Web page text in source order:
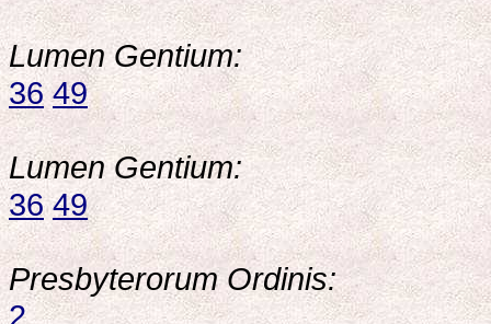
Lumen Gentium:
36 49
Lumen Gentium:
36 49
Presbyterorum Ordinis:
2